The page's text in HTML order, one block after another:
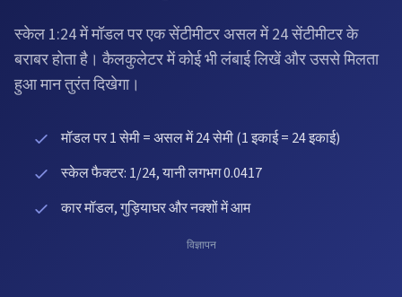
स्केल 1:24 में मॉडल पर एक सेंटीमीटर असल में 24 सेंटीमीटर के
बराबर होता है। कैलकुलेटर में कोई भी लंबाई लिखें और उससे मिलता
हुआ मान तुरंत दिखेगा।
मॉडल पर 1 सेमी = असल में 24 सेमी (1 इकाई = 24 इकाई)
स्केल फैक्टर: 1/24, यानी लगभग 0.0417
कार मॉडल, गुड़ियाघर और नक्शों में आम
विज्ञापन